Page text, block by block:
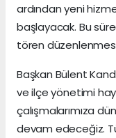
ardından yeni
başlayacak. Bu
tören
Başkan Bülent
ve ilçe yönetimi
çalışmalarımıza
devam edeceğiz.